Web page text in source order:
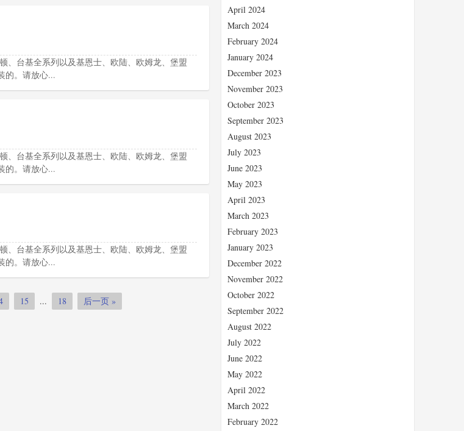
、台基全系列以及基恩士、欧陆、欧姆龙、堡盟
的。请放心...
、台基全系列以及基恩士、欧陆、欧姆龙、堡盟
的。请放心...
、台基全系列以及基恩士、欧陆、欧姆龙、堡盟
的。请放心...
15 ... 18 后一页 »
April 2024
March 2024
February 2024
January 2024
December 2023
November 2023
October 2023
September 2023
August 2023
July 2023
June 2023
May 2023
April 2023
March 2023
February 2023
January 2023
December 2022
November 2022
October 2022
September 2022
August 2022
July 2022
June 2022
May 2022
April 2022
March 2022
February 2022